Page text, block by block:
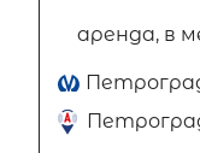
аренда, в